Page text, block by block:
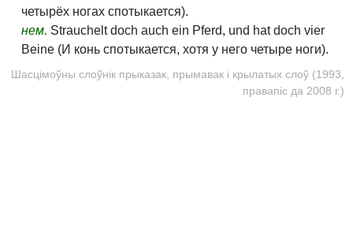
четырёх ногах спотыкается).
нем. Strauchelt doch auch ein Pferd, und hat doch vier
Beine (И конь спотыкается, хотя у него четыре ноги).
Шасцімоўны слоўнік прыказак, прымавак і крылатых слоў (1993,
правапіс да 2008 г.)